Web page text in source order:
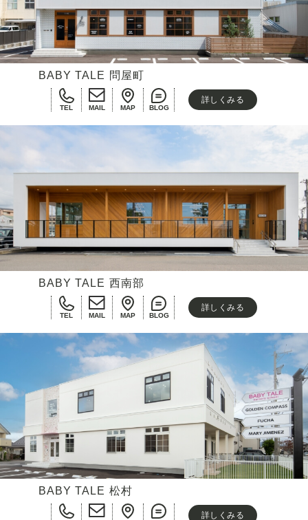
BABY TALE 問屋町
TEL MAIL MAP BLOG
詳しくみる
BABY TALE 西南部
TEL MAIL MAP BLOG
詳しくみる
BABY TALE 松村
詳しくみる